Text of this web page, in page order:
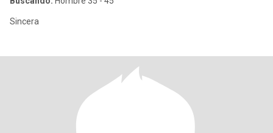
Sincera